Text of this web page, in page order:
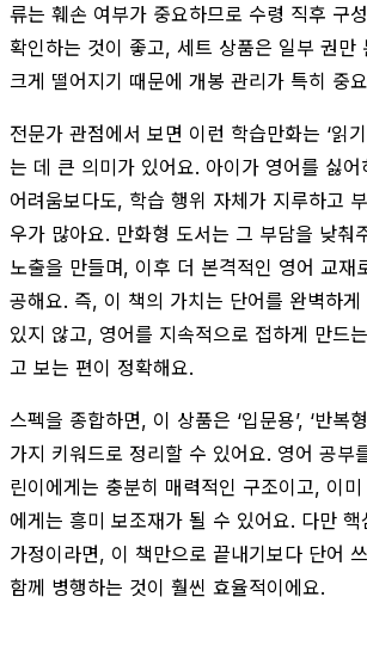
류는 훼손 여부가 중요하므로 수령 직후 구
확인하는 것이 좋고, 세트 상품은 일부 권만
크게 떨어지기 때문에 개봉 관리가 특히 중
전문가 관점에서 보면 이런 학습만화는 ‘읽
는 데 큰 의미가 있어요. 아이가 영어를 싫어
어려움보다도, 학습 행위 자체가 지루하고
우가 많아요. 만화형 도서는 그 부담을 낮춰
노출을 만들며, 이후 더 본격적인 영어 교재
공해요. 즉, 이 책의 가치는 단어를 완벽하
있지 않고, 영어를 지속적으로 접하게 만드
고 보는 편이 정확해요.
스펙을 종합하면, 이 상품은 ‘입문용’, ‘반복
가지 키워드로 정리할 수 있어요. 영어 공부
린이에게는 충분히 매력적인 구조이고, 이
에게는 흥미 보조재가 될 수 있어요. 다만
가정이라면, 이 책만으로 끝내기보다 단어
함께 병행하는 것이 훨씬 효율적이에요.